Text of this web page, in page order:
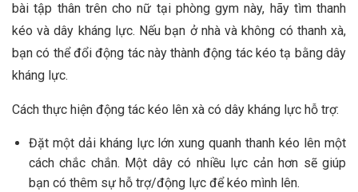
bài tập thân trên cho nữ tại phòng gym này, hãy tìm thanh
kéo và dây kháng lực. Nếu bạn ở nhà và không có thanh xà,
bạn có thể đổi động tác này thành động tác kéo tạ bằng dây
kháng lực.
Cách thực hiện động tác kéo lên xà có dây kháng lực hỗ trợ:
Đặt một dải kháng lực lớn xung quanh thanh kéo lên một
cách chắc chắn. Một dây có nhiều lực cản hơn sẽ giúp
bạn có thêm sự hỗ trợ/động lực để kéo mình lên.